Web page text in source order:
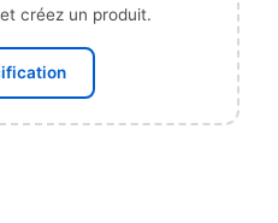
créez un produit.